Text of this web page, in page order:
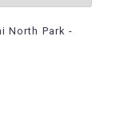
North Park -